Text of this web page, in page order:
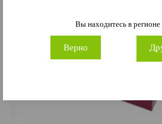
Вы находитесь в регионе
Верно